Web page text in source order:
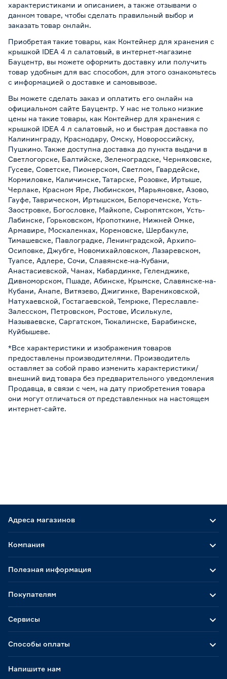
характеристиками и описанием, а также отзывами о
данном товаре, чтобы сделать правильный выбор и
заказать товар онлайн.
Приобретая такие товары, как Контейнер для хранения с
крышкой IDEA 4 л салатовый, в интернет-магазине
Бауцентр, вы можете оформить доставку или получить
товар удобным для вас способом, для этого ознакомьтесь
с информацией о доставке и самовывозе.
Вы можете сделать заказ и оплатить его онлайн на
официальном сайте Бауцентр. У нас не только низкие
цены на такие товары, как Контейнер для хранения с
крышкой IDEA 4 л салатовый, но и быстрая доставка по
Калининграду, Краснодару, Омску, Новороссийску,
Пушкино. Также доступна доставка до пункта выдачи в
Светлогорске, Балтийске, Зеленоградске, Черняховске,
Гусеве, Советске, Пионерском, Светлом, Гвардейске,
Кормиловке, Каличинске, Татарске, Розовке, Иртыше,
Черлаке, Красном Яре, Любинском, Марьяновке, Азово,
Гауфе, Таврическом, Иртышском, Белореченске, Усть-
Заостровке, Богословке, Майкопе, Сыропятском, Усть-
Лабинске, Горьковском, Кропоткине, Нижней Омке,
Армавире, Москаленках, Кореновске, Шербакуле,
Тимашевске, Павлоградке, Ленинградской, Архипо-
Осиповке, Джубге, Новомихайловском, Лазаревском,
Туапсе, Адлере, Сочи, Славянске-на-Кубани,
Анастасиевской, Чанах, Кабардинке, Геленджике,
Дивноморском, Пшаде, Абинске, Крымске, Славянске-на-
Кубани, Анапе, Витязево, Джигинке, Варениковской,
Натухаевской, Гостагаевской, Темрюке, Переславле-
Залесском, Петровском, Ростове, Исилькуле,
Называевске, Саргатском, Тюкалинске, Барабинске,
Куйбышеве.
*Все характеристики и изображения товаров
предоставлены производителями. Производитель
оставляет за собой право изменить характеристики/
внешний вид товара без предварительного уведомления
Продавца, в связи с чем, на дату приобретения товара
они могут отличаться от представленных на настоящем
интернет-сайте.
Адреса магазинов
Способы оплаты
Компания
Полезная информация
Покупателям
Сервисы
Напишите нам